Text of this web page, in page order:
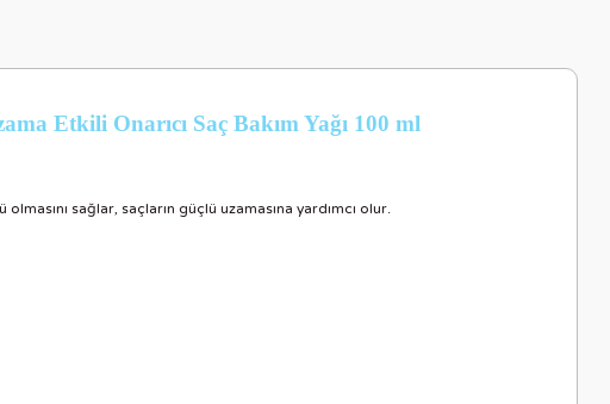
Etkili Onarıcı Saç Bakım Yağı 100 ml
sağlar, saçların güçlü uzamasına yardımcı olur.